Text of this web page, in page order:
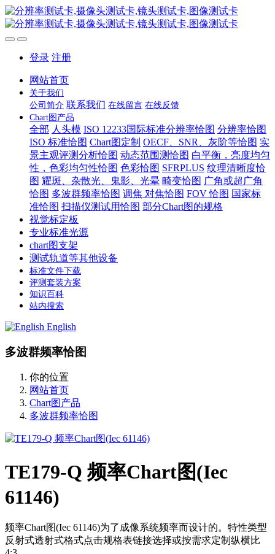
登录 注册
网站首页
关于我们
公司简介 联系我们 在线留言 在线反馈
Chart图产品
全部 人头模 ISO 12233国际标准分辨率恰图 分辨率恰图
ISO 标准恰图 Chart图定制 OECF、SNR、灰阶等恰图 实
景主观评测分析恰图 动态范围测恰图 白平衡，亮度均匀
性，色彩均匀性恰图 色彩恰图 SFRPLUS 纹理清晰度恰
图 耀斑、杂散光、鬼影、光晕 畸变恰图 广角或超广角
恰图 多波群频率恰图 调焦 对焦恰图 FOV 恰图 国家标
准恰图 扫描仪测试用恰图 部分Chart图的规格
视觉标定板
专业标准光源
chart图支架
测试轨道等其他设备
标准文件下载
评测套装方案
知识百科
站内搜索
English
多波群频率恰图
你的位置
网站首页
Chart图产品
多波群频率恰图
TE179-Q 频率Chart图(Iec
61146)
频率Chart图(Iec 61146)为了成像系统频率而设计的。特性类型
反射式透射式格式点击规格表链接选择或按需求定制纵横比